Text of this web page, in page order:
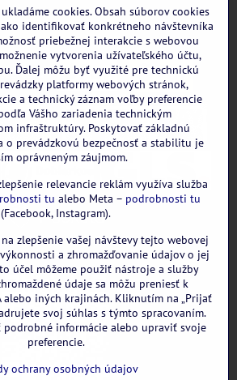
GOOGLE recenzie:
cookies. Obsah súborov cookies
identifikovať konkrétneho návštevníka
priebežnej interakcie s webovou
vytvorenia užívateľského účtu,
Ďalej môžu byť využité pre technickú
platformy webových stránok,
a technický záznam voľby preferencie
Vášho zariadenia technickým
infraštruktúry. Poskytovať základnú
o prevádzkovú bezpečnosť a stabilitu je
oprávneným záujmom.
relevancie reklám využíva služba
tu alebo Meta – podrobnosti tu
(Facebook, Instagram).
zlepšenie vašej návštevy tejto webovej
a zhromažďovanie údajov o jej
účel môžeme použiť nástroje a služby
údaje sa môžu preniesť k
alebo iných krajinách. Kliknutím na „Prijať
svoj súhlas s týmto spracovaním.
podrobné informácie alebo upraviť svoje
preferencie.
ochrany osobných údajov